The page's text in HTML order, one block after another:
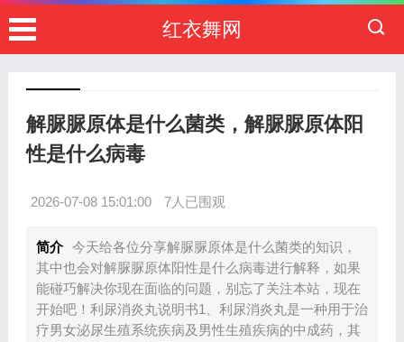
红衣舞网
解脲脲原体是什么菌类，解脲脲原体阳
性是什么病毒
2026-07-08 15:01:00 7人已围观
简介 今天给各位分享解脲脲原体是什么菌类的知识，
其中也会对解脲脲原体阳性是什么病毒进行解释，如果
能碰巧解决你现在面临的问题，别忘了关注本站，现在
开始吧！利尿消炎丸说明书1、利尿消炎丸是一种用于治
疗男女泌尿生殖系统疾病及男性生殖疾病的中成药，其